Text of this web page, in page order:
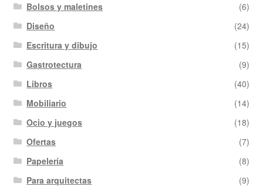
Bolsos y maletines
(6)
Diseño
(24)
Escritura y dibujo
(15)
Gastrotectura
(9)
Libros
(40)
Mobiliario
(14)
Ocio y juegos
(18)
Ofertas
(7)
Papelería
(8)
Para arquitectas
(9)